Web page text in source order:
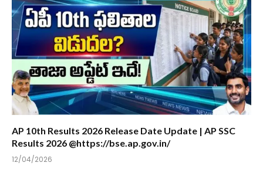
AP 10th Results 2026 Release Date Update | AP SSC
Results 2026 @https://bse.ap.gov.in/
12/04/2026